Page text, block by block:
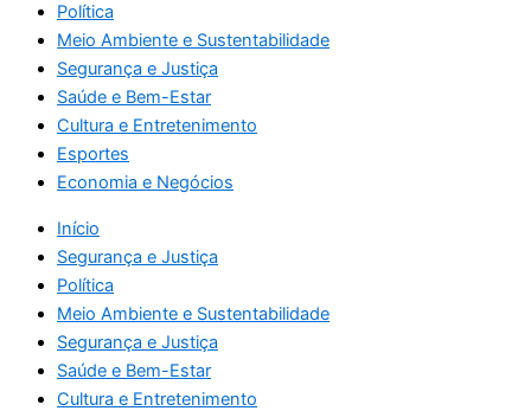
Política
Meio Ambiente e Sustentabilidade
Segurança e Justiça
Saúde e Bem-Estar
Cultura e Entretenimento
Esportes
Economia e Negócios
Início
Segurança e Justiça
Política
Meio Ambiente e Sustentabilidade
Segurança e Justiça
Saúde e Bem-Estar
Cultura e Entretenimento